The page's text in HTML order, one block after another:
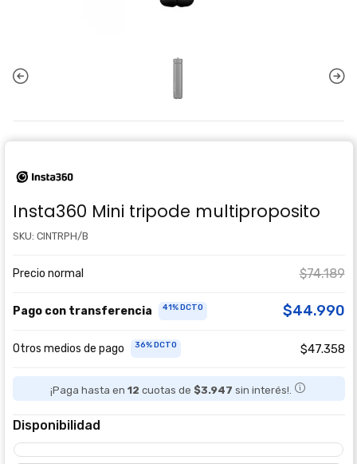
Insta360 Mini tripode multiproposito
SKU: CINTRPH/B
Precio normal $74.189
Pago con transferencia 41% DCTO $44.990
Otros medios de pago 36% DCTO $47.358
¡Paga hasta en 12 cuotas de $3.947 sin interés!.
Disponibilidad